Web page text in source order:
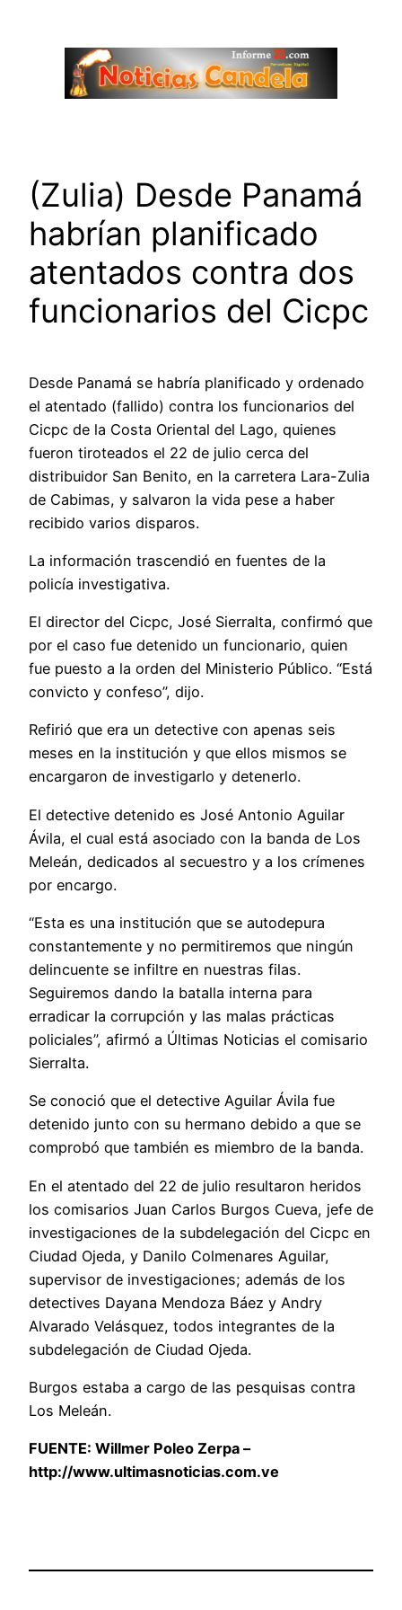
contenido
(Zulia) Desde Panamá
habrían planificado
atentados contra dos
funcionarios del Cicpc
Desde Panamá se habría planificado y ordenado
el atentado (fallido) contra los funcionarios del
Cicpc de la Costa Oriental del Lago, quienes
fueron tiroteados el 22 de julio cerca del
distribuidor San Benito, en la carretera Lara-Zulia
de Cabimas, y salvaron la vida pese a haber
recibido varios disparos.
La información trascendió en fuentes de la
policía investigativa.
El director del Cicpc, José Sierralta, confirmó que
por el caso fue detenido un funcionario, quien
fue puesto a la orden del Ministerio Público. “Está
convicto y confeso”, dijo.
Refirió que era un detective con apenas seis
meses en la institución y que ellos mismos se
encargaron de investigarlo y detenerlo.
El detective detenido es José Antonio Aguilar
Ávila, el cual está asociado con la banda de Los
Meleán, dedicados al secuestro y a los crímenes
por encargo.
“Esta es una institución que se autodepura
constantemente y no permitiremos que ningún
delincuente se infiltre en nuestras filas.
Seguiremos dando la batalla interna para
erradicar la corrupción y las malas prácticas
policiales”, afirmó a Últimas Noticias el comisario
Sierralta.
Se conoció que el detective Aguilar Ávila fue
detenido junto con su hermano debido a que se
comprobó que también es miembro de la banda.
En el atentado del 22 de julio resultaron heridos
los comisarios Juan Carlos Burgos Cueva, jefe de
investigaciones de la subdelegación del Cicpc en
Ciudad Ojeda, y Danilo Colmenares Aguilar,
supervisor de investigaciones; además de los
detectives Dayana Mendoza Báez y Andry
Alvarado Velásquez, todos integrantes de la
subdelegación de Ciudad Ojeda.
Burgos estaba a cargo de las pesquisas contra
Los Meleán.
FUENTE: Willmer Poleo Zerpa –
http://www.ultimasnoticias.com.ve